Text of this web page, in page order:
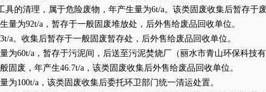
具的清理，属于危险废物，年产生量为6t/a。该类固废收集后暂存于
为92t/a，暂存于一般固废堆放处，后外售给废品回收单位。
a。收集后暂存于一般固废暂存处，后外售给废品回收单位。
60t/a，暂存于污泥间，后送至污泥焚烧厂（丽水市青山环保科技有
废，年产生46.7t/a，该类固废收集后外售给废品回收单位。
100t/a，该类固废收集后委托环卫部门统一清运处置。